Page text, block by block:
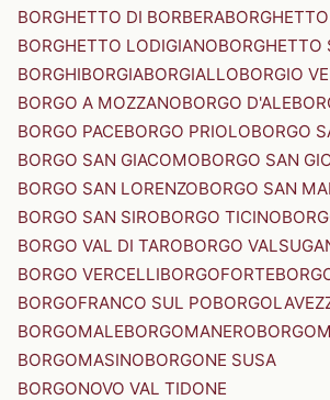
BORGHETTO DI BORBERA
BORGHETTO LODIGIANOBORGHETTO
BORGHIBORGIABORGIALLOBORGIO
BORGO A MOZZANOBORGO D'ALE
BORGO PACEBORGO PRIOLOBORGO
BORGO SAN GIACOMOBORGO SAN
BORGO SAN LORENZOBORGO SAN
BORGO SAN SIROBORGO TICINO
BORGO VAL DI TAROBORGO
BORGO VERCELLIBORGOFORTE
BORGOFRANCO SUL PO
BORGOMALEBORGOMANERO
BORGOMASINOBORGONE SUSA
BORGONOVO VAL TIDONE